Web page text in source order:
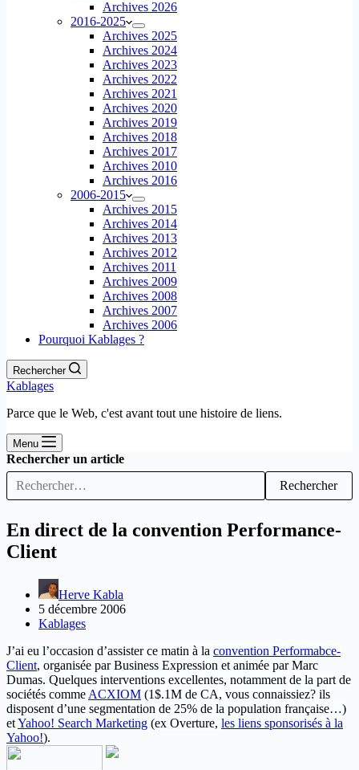
Archives 2026
2016-2025
Archives 2025
Archives 2024
Archives 2023
Archives 2022
Archives 2021
Archives 2020
Archives 2019
Archives 2018
Archives 2017
Archives 2010
Archives 2016
2006-2015
Archives 2015
Archives 2014
Archives 2013
Archives 2012
Archives 2011
Archives 2009
Archives 2008
Archives 2007
Archives 2006
Pourquoi Kablages ?
Rechercher
Kablages
Parce que le Web, c'est avant tout une histoire de liens.
Menu
Rechercher un article
Rechercher
En direct de la convention Performance-
Client
Herve Kabla
5 décembre 2006
Kablages
J’ai eu l’occasion d’assister ce matin à la convention Performabce-
Client, organisée par Business Expression et animée par Marc
Dumas. Quelques interventions excellentes, notamment de la part de
sociétés comme ACXIOM (1$.1M de CA, vous connaissiez? ils
disposent d’une segmentation de 25% de la population française…)
etYahoo! Search Marketing (ex Overture, les liens sponsorisés à la
Yahoo!).